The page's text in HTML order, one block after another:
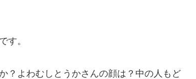
す。
？よわむしとうかさんの顔は？中の人もど